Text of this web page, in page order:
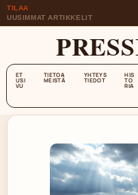
TILAA
UUSIMMAT ARTIKKELIT
ET
USI
VU
TIETOA
MEISTÄ
YHTEYS
TIEDOT
HIS
TO
RIA